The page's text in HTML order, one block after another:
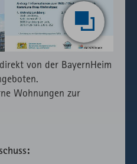
von der BayernHeim
Wohnungen zur